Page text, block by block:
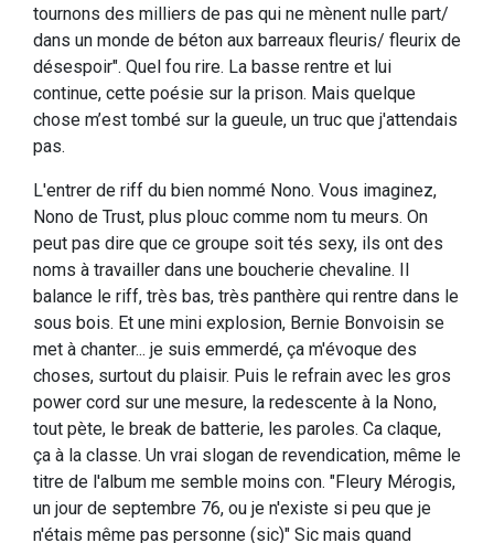
tournons des milliers de pas qui ne mènent nulle part/
dans un monde de béton aux barreaux fleuris/ fleurix de
désespoir". Quel fou rire. La basse rentre et lui
continue, cette poésie sur la prison. Mais quelque
chose m’est tombé sur la gueule, un truc que j'attendais
pas.
L'entrer de riff du bien nommé Nono. Vous imaginez,
Nono de Trust, plus plouc comme nom tu meurs. On
peut pas dire que ce groupe soit tés sexy, ils ont des
noms à travailler dans une boucherie chevaline. Il
balance le riff, très bas, très panthère qui rentre dans le
sous bois. Et une mini explosion, Bernie Bonvoisin se
met à chanter... je suis emmerdé, ça m'évoque des
choses, surtout du plaisir. Puis le refrain avec les gros
power cord sur une mesure, la redescente à la Nono,
tout pète, le break de batterie, les paroles. Ca claque,
ça à la classe. Un vrai slogan de revendication, même le
titre de l'album me semble moins con. "Fleury Mérogis,
un jour de septembre 76, ou je n'existe si peu que je
n'étais même pas personne (sic)" Sic mais quand